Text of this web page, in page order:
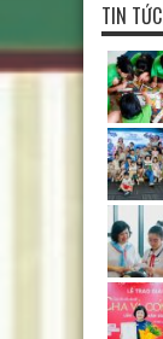
TIN TỨC